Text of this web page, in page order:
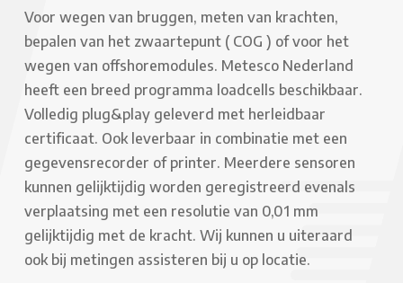
Voor wegen van bruggen, meten van krachten,
bepalen van het zwaartepunt ( COG ) of voor het
wegen van offshoremodules. Metesco Nederland
heeft een breed programma loadcells beschikbaar.
Volledig plug&play geleverd met herleidbaar
certificaat. Ook leverbaar in combinatie met een
gegevensrecorder of printer. Meerdere sensoren
kunnen gelijktijdig worden geregistreerd evenals
verplaatsing met een resolutie van 0,01 mm
gelijktijdig met de kracht. Wij kunnen u uiteraard
ook bij metingen assisteren bij u op locatie.